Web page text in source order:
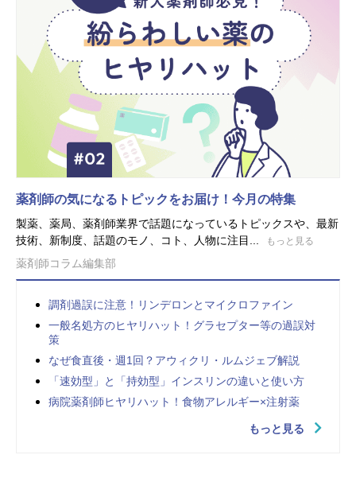
薬剤師の気になるトピックをお届け！今月の特集
製薬、薬局、薬剤師業界で話題になっているトピックスや、最新
技術、新制度、話題のモノ、コト、人物に注目...
もっと見る
薬剤師コラム編集部
調剤過誤に注意！リンデロンとマイクロファイン
一般名処方のヒヤリハット！グラセプター等の過誤対
策
なぜ食直後・週1回？アウィクリ・ルムジェブ解説
「速効型」と「持効型」インスリンの違いと使い方
病院薬剤師ヒヤリハット！食物アレルギー×注射薬
もっと見る